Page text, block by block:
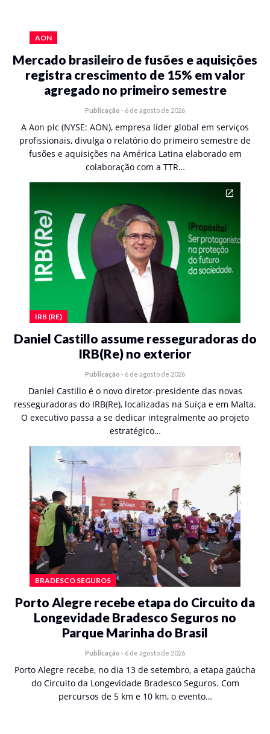
AON
Mercado brasileiro de fusões e aquisições
registra crescimento de 15% em valor
agregado no primeiro semestre
Publicação - 6 de agosto de 2026
A Aon plc (NYSE: AON), empresa líder global em serviços
profissionais, divulga o relatório do primeiro semestre de
fusões e aquisições na América Latina elaborado em
colaboração com a TTR…
IRB (RE)
Daniel Castillo assume resseguradoras do
IRB(Re) no exterior
Publicação - 6 de agosto de 2026
Daniel Castillo é o novo diretor-presidente das novas
resseguradoras do IRB(Re), localizadas na Suíça e em Malta.
O executivo passa a se dedicar integralmente ao projeto
estratégico…
BRADESCO SEGUROS
Porto Alegre recebe etapa do Circuito da
Longevidade Bradesco Seguros no
Parque Marinha do Brasil
Publicação - 6 de agosto de 2026
Porto Alegre recebe, no dia 13 de setembro, a etapa gaúcha
do Circuito da Longevidade Bradesco Seguros. Com
percursos de 5 km e 10 km, o evento…